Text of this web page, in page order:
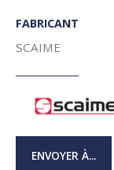
FABRICANT
SCAIME
ENVOYER À...